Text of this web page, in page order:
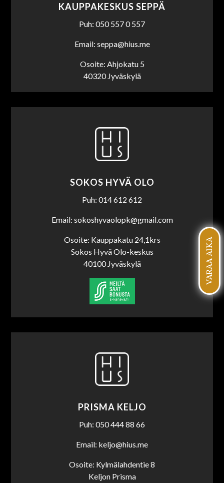
VARAA AIKA
KAUPPAKESKUS SEPPÄ
Puh: 050 557 0 557
Email: seppa@hius.me
Osoite: Ahjokatu 5
40320 Jyväskylä
SOKOS HYVÄ OLO
Puh: 014 612 612
Email: sokoshyvaolopk@gmail.com
Osoite: Kauppakatu 24,1krs
Sokos Hyvä Olo-keskus
40100 Jyväskylä
PRISMA KELJO
Puh: 050 444 88 66
Email: keljo@hius.me
Osoite: Kylmälahdentie 8
Keljon Prisma